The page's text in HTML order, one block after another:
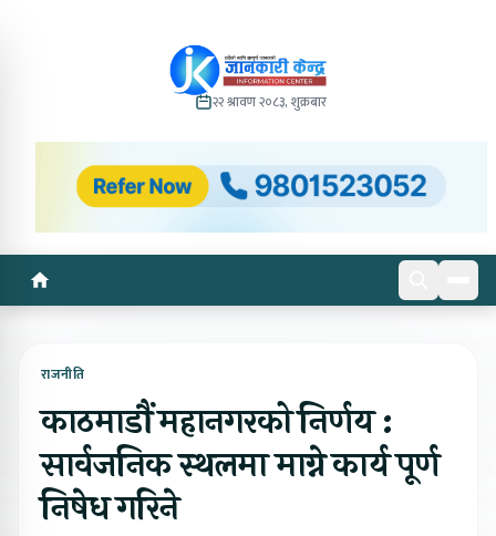
२२ श्रावण २०८३, शुक्रबार
राजनीति
काठमाडौं महानगरको निर्णय :
सार्वजनिक स्थलमा माग्ने कार्य पूर्ण
निषेध गरिने